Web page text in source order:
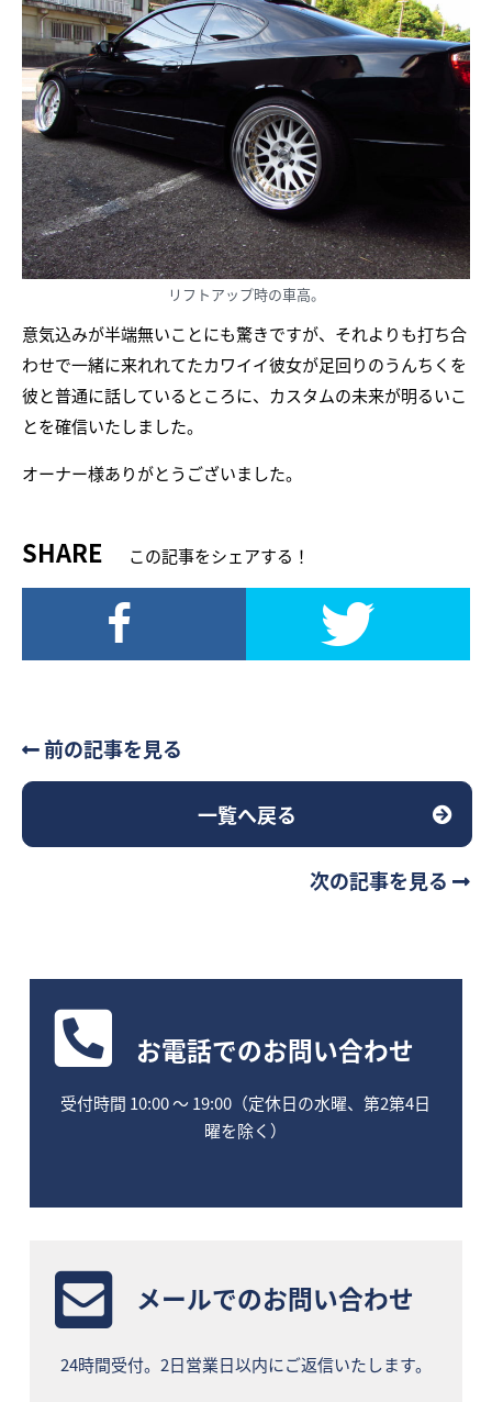
リフトアップ時の車高。
意気込みが半端無いことにも驚きですが、それよりも打ち合
わせで一緒に来れれてたカワイイ彼女が足回りのうんちくを
彼と普通に話しているところに、カスタムの未来が明るいこ
とを確信いたしました。
オーナー様ありがとうございました。
SHARE この記事をシェアする！
前の記事を見る
一覧へ戻る
次の記事を見る
お電話でのお問い合わせ
受付時間 10:00 〜 19:00（定休日の水曜、第2第4日
曜を除く）
メールでのお問い合わせ
24時間受付。2日営業日以内にご返信いたします。